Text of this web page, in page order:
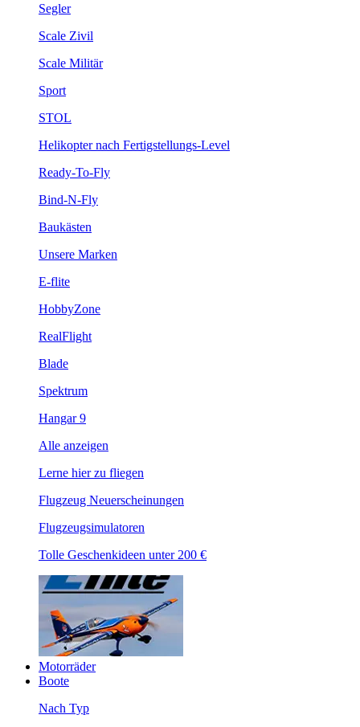
Segler
Scale Zivil
Scale Militär
Sport
STOL
Helikopter nach Fertigstellungs-Level
Ready-To-Fly
Bind-N-Fly
Baukästen
Unsere Marken
E-flite
HobbyZone
RealFlight
Blade
Spektrum
Hangar 9
Alle anzeigen
Lerne hier zu fliegen
Flugzeug Neuerscheinungen
Flugzeugsimulatoren
Tolle Geschenkideen unter 200 €
Motorräder
Boote
Nach Typ